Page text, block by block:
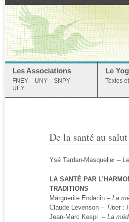
Les Associations
FNEY – UNY – SNPY –
UEY
Le
Textes
De la santé au salut
Ysé Tardan-Masquelier –
LA SANTÉ PAR
TRADITIONS
Marguerite Enderlin – La
Claude Levenson – Tibet :
Jean-Marc Kespi – La